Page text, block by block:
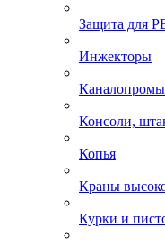
Защита для
Инжекторы
Консоли,
Копья
Краны
Курки и